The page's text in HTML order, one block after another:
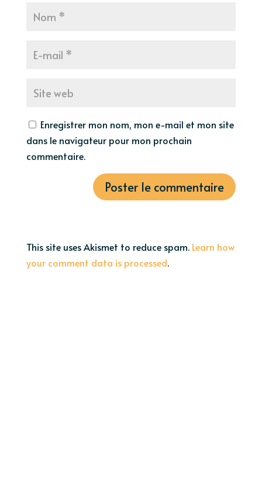
Enregistrer mon nom, mon e-mail et mon site
dans le navigateur pour mon prochain
commentaire.
This site uses Akismet to reduce spam. Learn how
your comment data is processed.